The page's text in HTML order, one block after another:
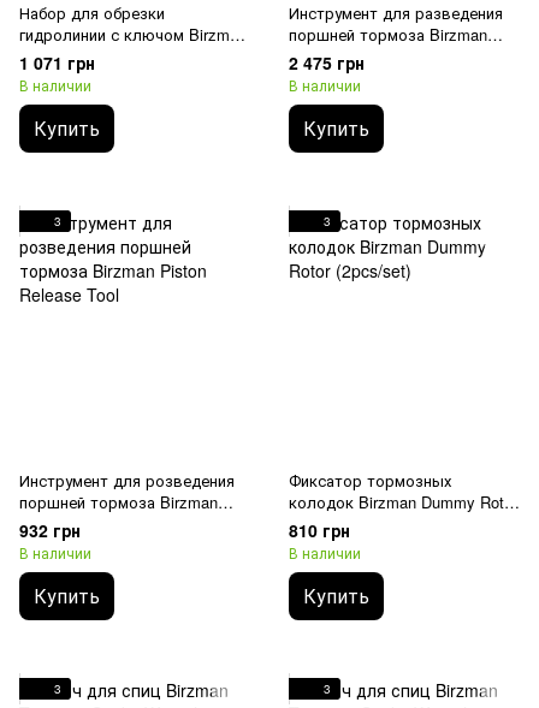
Набор для обрезки
гидролинии с ключом Birzman
Hydraulic Hose Cutter & Brake
Wrench
1 071 грн
В наличии
Купить
Инструмент для разведения
поршней тормоза Birzman
Double-ended Piston Pusher II
2 475 грн
В наличии
Купить
3
Инструмент для розведения
поршней тормоза Birzman
Piston Release Tool
932 грн
В наличии
Купить
3
Фиксатор тормозных
колодок Birzman Dummy Rotor
(2pcs/set)
810 грн
В наличии
Купить
3 3